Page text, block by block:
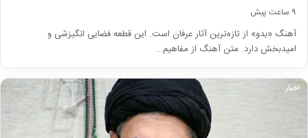
9 ساعت پیش
آهنگ «بدو» از تازه‌ترین آثار عرفان است. این قطعه فضایی انگیزشی و
امیدبخش دارد. متن آهنگ از مفاهیم…
اخبار